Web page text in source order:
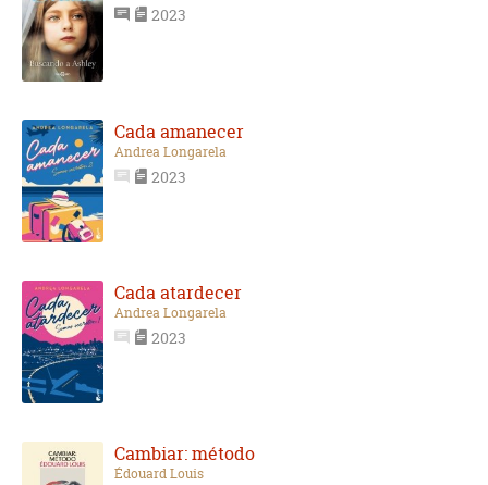
2023
Cada amanecer
Andrea Longarela
2023
Cada atardecer
Andrea Longarela
2023
Cambiar: método
Édouard Louis